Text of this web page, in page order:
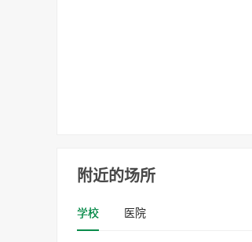
附近的场所
学校 医院